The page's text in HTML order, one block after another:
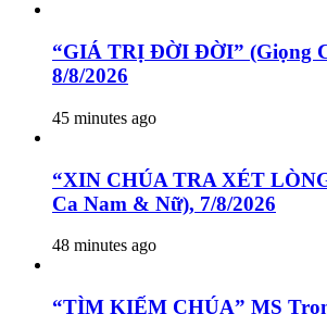
“GIÁ TRỊ ĐỜI ĐỜI” (Giọng
8/8/2026
45 minutes ago
“XIN CHÚA TRA XÉT
Ca Nam & Nữ), 7/8/2026
48 minutes ago
“TÌM KIẾM CHÚA” MS